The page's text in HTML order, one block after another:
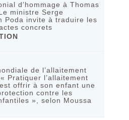
d’hommage à Thomas
ministre Serge
Poda invite à traduire les
concrets
de l’allaitement
Pratiquer l’allaitement
offrir à son enfant une
contre les
», selon Moussa